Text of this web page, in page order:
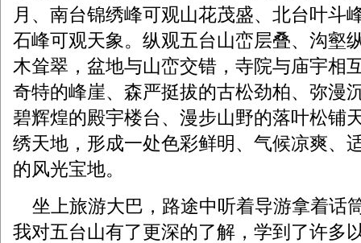
月、南台锦绣峰可观山花茂盛、北台叶斗
石峰可观天象。纵观五台山峦层叠、沟壑
木耸翠，盆地与山峦交错，寺院与庙宇相
奇特的峰崖、森严挺拔的古松劲柏、弥漫
碧辉煌的殿宇楼台、漫步山野的落叶松铺
绣天地，形成一处色彩鲜明、气候凉爽、
的风光宝地。
坐上旅游大巴，路途中听着导游拿着话
我对五台山有了更深的了解，学到了许多